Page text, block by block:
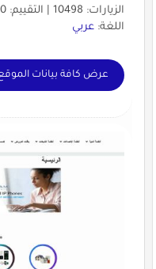
الزيارات: 10498 | التقييم: 0 | المقيّمين: 0 | الدولة:
اللغة: عربي
عرض كافة بيانات الموقع